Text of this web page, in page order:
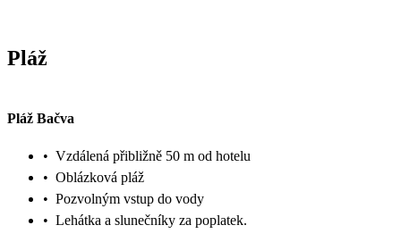
Pláž
Pláž Bačva
• Vzdálená přibližně 50 m od hotelu
• Oblázková pláž
• Pozvolným vstup do vody
• Lehátka a slunečníky za poplatek.